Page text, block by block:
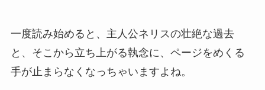
一度読み始めると、主人公ネリスの壮絶な過去
と、そこから立ち上がる執念に、ページをめくる
手が止まらなくなっちゃいますよね。